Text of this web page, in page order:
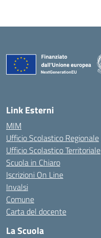
Link Esterni
MIM
Ufficio Scolastico Regionale
Ufficio Scolastico Territoriale
Scuola in Chiaro
Iscrizioni On Line
Invalsi
Comune
Carta del docente
La Scuola